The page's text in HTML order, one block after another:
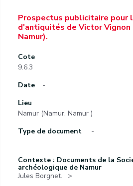
Prospectus publicitaire pour
d'antiquités de Victor Vignon
Namur).
Cote
9.6.3
Date
-
Lieu
Namur (Namur, Namur )
Type de document
-
Contexte : Documents de la
archéologique de Namur
Jules Borgnet.